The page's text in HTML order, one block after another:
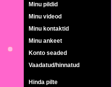
Minu pildid
Minu videod
Minu kontaktid
Minu ankeet
Konto seaded
Vaadatud/hinnatud
Hinda pilte